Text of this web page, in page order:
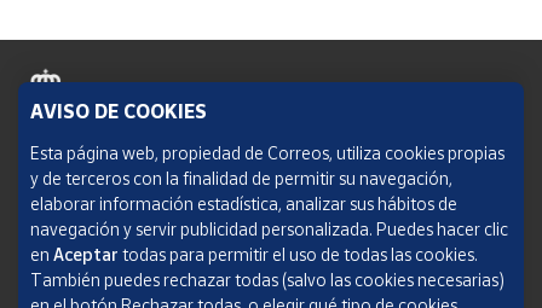
Política de cookies
Aviso legal
Condiciones del servicio
Política de Privacidad Web
AVISO DE COOKIES
Esta página web, propiedad de Correos, utiliza cookies propias
y de terceros con la finalidad de permitir su navegación,
elaborar información estadística, analizar sus hábitos de
navegación y servir publicidad personalizada. Puedes hacer clic
en Aceptar todas para permitir el uso de todas las cookies.
También puedes rechazar todas (salvo las cookies necesarias)